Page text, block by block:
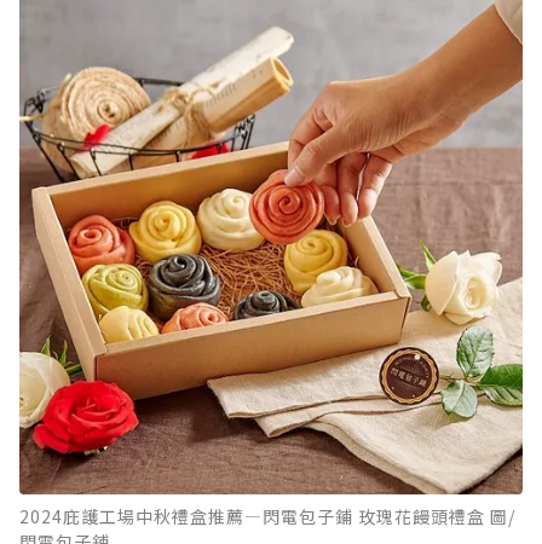
2024庇護工場中秋禮盒推薦—閃電包子鋪 玫瑰花饅頭禮盒 圖/